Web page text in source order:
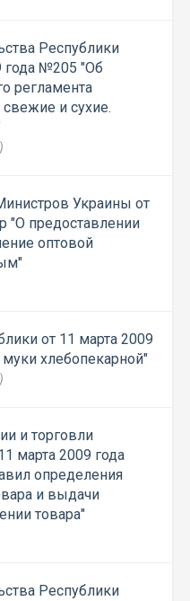
Республики
года №205 "Об
регламента
и сухие.
Украины от
"О предоставлении
оптовой
от 11 марта 2009
хлебопекарной"
и торговли
марта 2009 года
определения
и выдачи
товара"
Республики